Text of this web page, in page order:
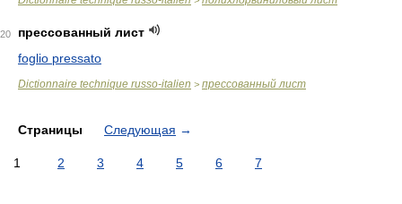
20
прессованный лист
foglio pressato
Dictionnaire technique russo-italien > прессованный лист
Страницы Следующая →
1 2 3 4 5 6 7